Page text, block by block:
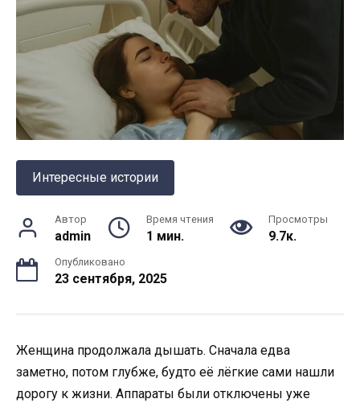
Интересные истории
Автор
admin
Время чтения
1 мин.
Просмотры
9.7к.
Опубликовано
23 сентября, 2025
Женщина продолжала дышать. Сначала едва
заметно, потом глубже, будто её лёгкие сами нашли
дорогу к жизни. Аппараты были отключены уже